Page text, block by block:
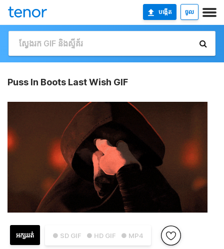
បង្កើត ចូល
Puss In Boots Last Wish GIF
● SD GIF ● HD GIF ● MP4
អក្សររត់